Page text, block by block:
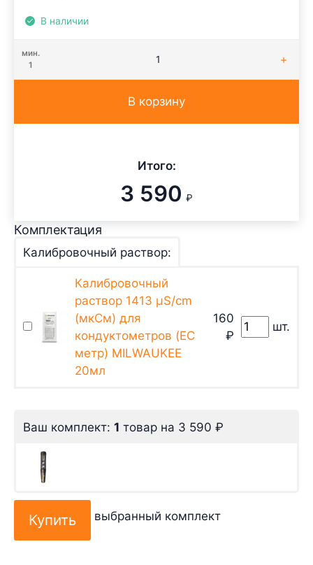
В наличии
мин.
1
В корзину
Итого:
3 590 ₽
Комплектация
Калибровочный раствор:
Калибровочный
раствор 1413 µS/cm
(мкСм) для
кондуктометров (EC
метр) MILWAUKEE
20мл
160
₽
шт.
Ваш комплект: 1 товар на 3 590 ₽
выбранный комплект